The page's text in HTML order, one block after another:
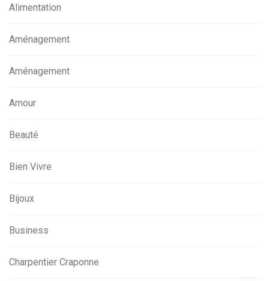
Alimentation
Aménagement
Aménagement
Amour
Beauté
Bien Vivre
Bijoux
Business
Charpentier Craponne